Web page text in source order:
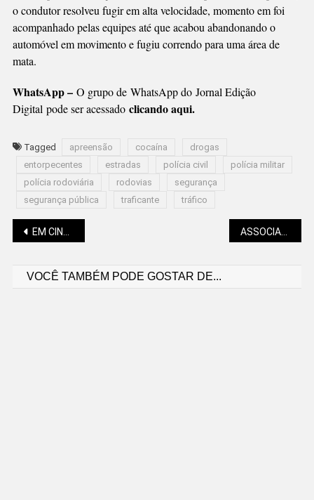
o condutor resolveu fugir em alta velocidade, momento em foi
acompanhado pelas equipes até que acabou abandonando o
automóvel em movimento e fugiu correndo para uma área de
mata.
WhatsApp – O grupo de WhatsApp do Jornal Edição
Digital pode ser acessado clicando aqui.
Tagged apreensão cocaína
drogas
entorpecentes
estradas polícia civil
polícia militar
polícia rodoviária
rodovias
segurança
segurança pública
traficante tráfico
Navegação
EM CINCO ANOS, AUMENTO DE 75% NO CUSTO DO TRANSPORTE, APONTAM FIESC E UFSC ASSOCIAÇÃO DE TAEKOWNDO COMPRA UNIFORMES E EQUIPAMENTOS
VOCÊ TAMBÉM PODE GOSTAR DE...